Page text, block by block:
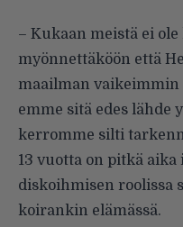
– Kukaan meistä ei
myönnettäköön että
maailman vaikeimmin
emme sitä edes lähde
kerromme silti
13 vuotta on pitkä
diskoihmisen roolissa
koirankin elämässä.